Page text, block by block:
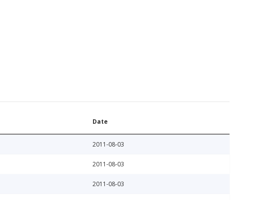
Date
2011-08-03
2011-08-03
2011-08-03